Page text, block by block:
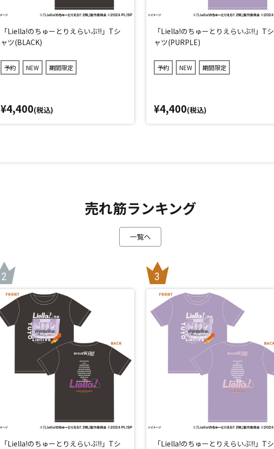
「Liella!のちゅーとりえらいぶ!!」Tシ
ャツ(BLACK)
予約 NEW 期間限定
¥4,400(税込)
「Liella!のちゅーとりえらいぶ!!」Tシ
ャツ(PURPLE)
予約 NEW 期間限定
¥4,400(税込)
売れ筋ランキング
一覧へ
「Liella!のちゅーとりえらいぶ!!」Tシ 「Liella!のちゅーとりえらいぶ!!」Tシ